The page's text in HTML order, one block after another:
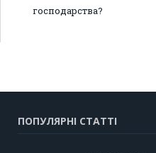
господарства?
ПОПУЛЯРНІ СТАТТІ